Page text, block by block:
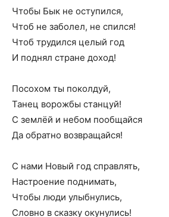
Чтобы Бык не оступился,
Чтоб не заболел, не спился!
Чтоб трудился целый год
И поднял стране доход!
Посохом ты поколдуй,
Танец ворожбы станцуй!
С землёй и небом пообщайся
Да обратно возвращайся!
С нами Новый год справлять,
Настроение поднимать,
Чтобы люди улыбнулись,
Словно в сказку окунулись!